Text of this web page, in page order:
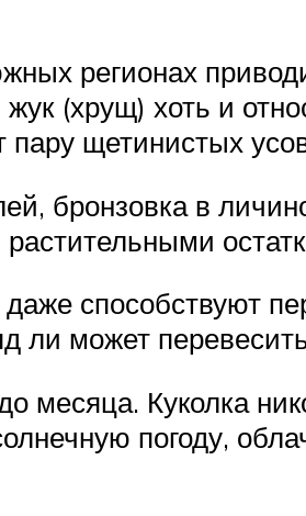
регионах
(хрущ) хоть и
щетинистых
бронзовка в
способствуют
ли может
месяца. Куколка
погоду,